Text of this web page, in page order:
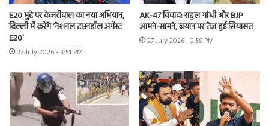
E20 मुद्दे पर केजरीवाल का नया अभियान,
दिल्ली में करेंगे ‘नेशनल टाउनहॉल अगेंस्ट
E20’
27 July 2026 - 3:51 PM
AK-47 विवाद: राहुल गांधी और BJP
आमने-सामने, बयान पर तेज हुई सियासत
27 July 2026 - 2:59 PM